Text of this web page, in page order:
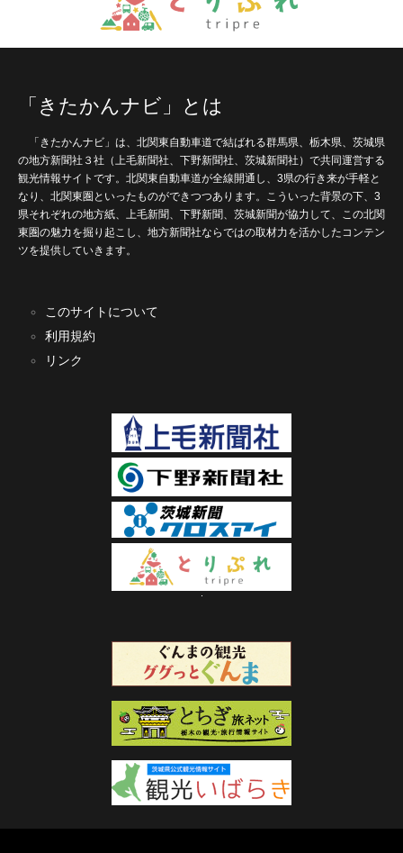
「きたかんナビ」とは
「きたかんナビ」は、北関東自動車道で結ばれる群馬県、栃木県、茨城県
の地方新聞社３社（上毛新聞社、下野新聞社、茨城新聞社）で共同運営する
観光情報サイトです。北関東自動車道が全線開通し、3県の行き来が手軽と
なり、北関東圏といったものができつつあります。こういった背景の下、3
県それぞれの地方紙、上毛新聞、下野新聞、茨城新聞が協力して、この北関
東圏の魅力を掘り起こし、地方新聞社ならではの取材力を活かしたコンテン
ツを提供していきます。
このサイトについて
利用規約
リンク